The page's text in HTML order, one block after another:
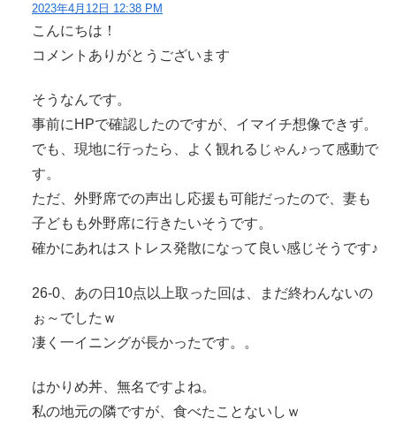
2023年4月12日 12:38 PM
こんにちは！
コメントありがとうございます
そうなんです。
事前にHPで確認したのですが、イマイチ想像できず。
でも、現地に行ったら、よく観れるじゃん♪って感動で
す。
ただ、外野席での声出し応援も可能だったので、妻も
子どもも外野席に行きたいそうです。
確かにあれはストレス発散になって良い感じそうです♪
26-0、あの日10点以上取った回は、まだ終わんないの
ぉ～でしたｗ
凄く一イニングが長かったです。。
はかりめ丼、無名ですよね。
私の地元の隣ですが、食べたことないしｗ